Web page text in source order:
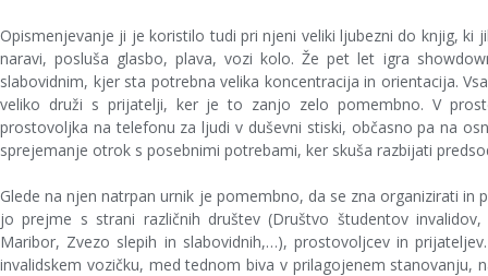
Opismenjevanje ji je koristilo tudi pri njeni veliki ljubezni do knjig, ki
naravi, posluša glasbo, plava, vozi kolo. Že pet let igra
slabovidnim, kjer sta potrebna velika koncentracija in orientacija.
veliko druži s prijatelji, ker je to zanjo zelo pomembno. V
prostovoljka na telefonu za ljudi v duševni stiski, občasno pa na
sprejemanje otrok s posebnimi potrebami, ker skuša razbijati
Glede na njen natrpan urnik je pomembno, da se zna organizirati
jo prejme s strani različnih društev (Društvo študentov
Maribor, Zvezo slepih in slabovidnih,…), prostovoljcev in
invalidskem vozičku, med tednom biva v prilagojenem stanovanju,